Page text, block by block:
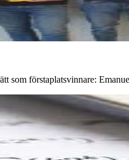
som förstaplatsvinnare: